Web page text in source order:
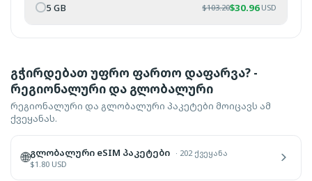
5 GB $103.20$30.96 USD
გჭირდებათ უფრო ფართო დაფარვა? -
რეგიონალური და გლობალური
რეგიონალური და გლობალური პაკეტები მოიცავს ამ
ქვეყანას.
🌐გლობალური eSIM პაკეტები · 202 ქვეყანა
$1.80 USD